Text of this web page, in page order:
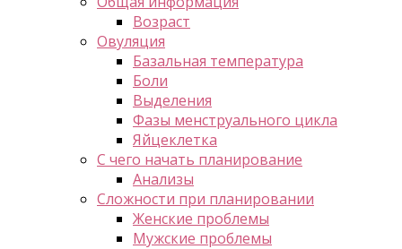
Возраст
Овуляция
Базальная температура
Боли
Выделения
Фазы менструального цикла
Яйцеклетка
С чего начать планирование
Анализы
Сложности при планировании
Женские проблемы
Мужские проблемы